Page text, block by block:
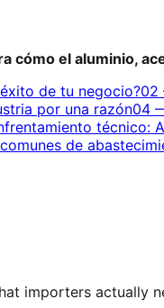
el aluminio,
de tu negocio?02
por una razón04
técnico:
de
importers actually